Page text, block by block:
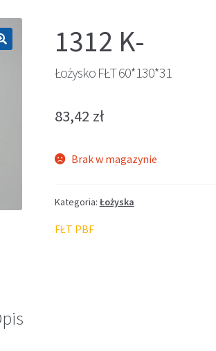
1312 K-
Łożysko FŁT 60*130*31
83,42 zł
Brak w magazynie
Kategoria: Łożyska
FŁT PBF